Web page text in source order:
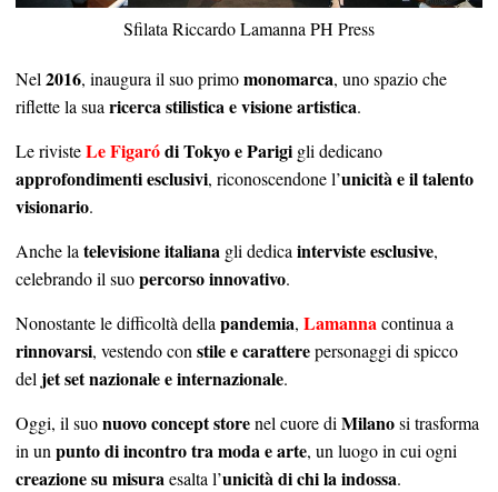
Sfilata Riccardo Lamanna PH Press
Nel 2016, inaugura il suo primomonomarca, uno spazio che
riflette la sua ricerca stilistica e visione artistica.
Le rivisteLe Figaródi Tokyo e Parigi gli dedicano
approfondimenti esclusivi, riconoscendone l’unicità e il talento
visionario.
Anche la televisione italiana gli dedica interviste esclusive,
celebrando il suopercorso innovativo.
Nonostante le difficoltà della pandemia, Lamanna continua a
rinnovarsi, vestendo con stile e caratterepersonaggi di spicco
del jet set nazionale e internazionale.
Oggi, il suonuovo concept storenel cuore di Milanosi trasforma
in un punto di incontro tra moda e arte, un luogo in cui ogni
creazione su misura esalta l’unicità di chi la indossa.